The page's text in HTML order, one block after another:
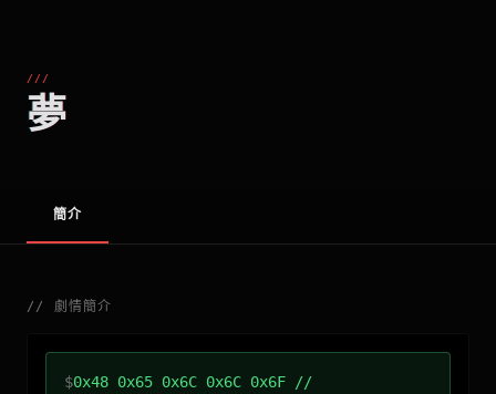
///
夢
簡介
// 劇情簡介
$0x48 0x65 0x6C 0x6C 0x6F //